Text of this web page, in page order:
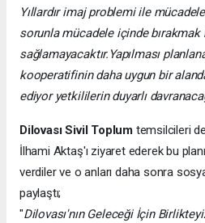
Yıllardır imaj problemi ile
sorunla mücadele içinde bırakmak
sağlamayacaktır.Yapılması
kooperatifinin daha uygun bir
ediyor yetkililerin duyarlı
Dilovası Sivil Toplumtemsilcileri
İlhami Aktaş'ı ziyaret ederek bu
verdiler ve o anları daha sonra
paylaştı;
"Dilovası'nın Geleceği İçin